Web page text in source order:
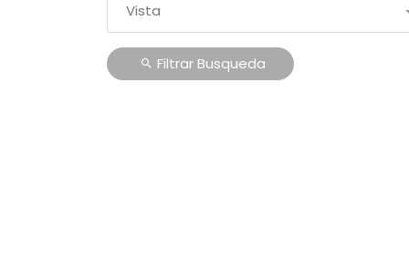
Vista
Filtrar Busqueda